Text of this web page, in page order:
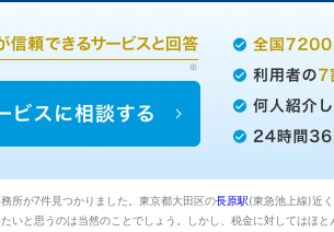
所が7件見つかりました。東京都大田区の長原駅(東急池上線)近
いと思うのは当然のことでしょう。しかし、税金に対してはほ